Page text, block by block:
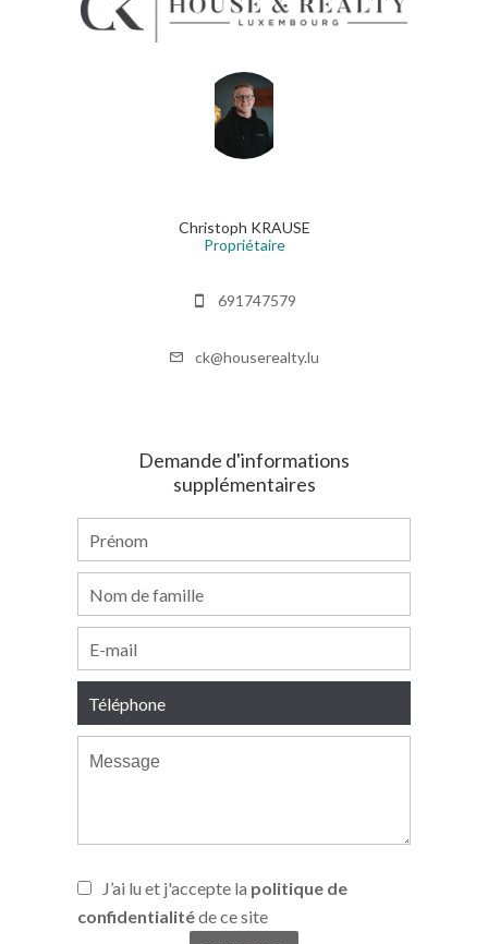
Christoph KRAUSE
Propriétaire
691747579
ck@houserealty.lu
Demande d'informations
supplémentaires
J’ai lu et j'accepte la politique de
confidentialitéde ce site